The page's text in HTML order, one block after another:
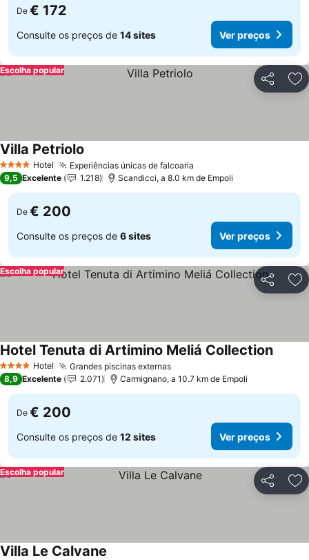
De € 172
Consulte os preços de 14 sites Ver preços
Partilhar
Escolha popular
4 EstrelasHotel Experiências únicas de falcoaria
Villa Petriolo
9,5 Excelente 1.218 Scandicci, a 8.0 km de Empoli
De € 200
Consulte os preços de 6 sites Ver preços
Partilhar
Escolha popular
4 EstrelasHotel Grandes piscinas externas
Hotel Tenuta di Artimino Meliá Collection
8,9 Excelente 2.071 Carmignano, a 10.7 km de Empoli
De € 200
Consulte os preços de 12 sites Ver preços
Partilhar
Escolha popular
Villa Le Calvane